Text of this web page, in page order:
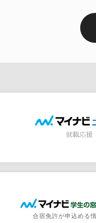
合宿免許が申込める